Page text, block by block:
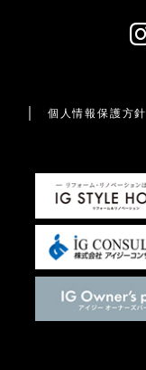
個人情報保護方針